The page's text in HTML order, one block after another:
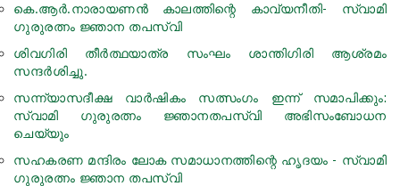
കെ.ആര്‍.നാരായണന്‍ കാലത്തിന്റെ കാവ്യനീതി- സ്വാമി
ഗുരുരത്നം ജ്ഞാന തപസ്വി
ശിവഗിരി തീർത്ഥയാത്ര സംഘം ശാന്തിഗിരി ആശ്രമം
സന്ദർശിച്ചു.
സന്ന്യാസദീക്ഷ വാർഷികം സത്സംഗം ഇന്ന് സമാപിക്കും:
സ്വാമി ഗുരുരത്നം ജ്ഞാനതപസ്വി അഭിസംബോധന
ചെയ്യും
സഹകരണ മന്ദിരം ലോക സമാധാനത്തിന്റെ ഹൃദയം - സ്വാമി
ഗുരുരത്നം ജ്ഞാന തപസ്വി